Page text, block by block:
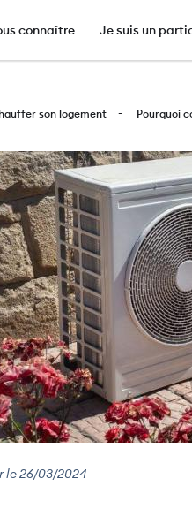
au
connaître Je suis un
son logement Pourquoi
le 26/03/2024